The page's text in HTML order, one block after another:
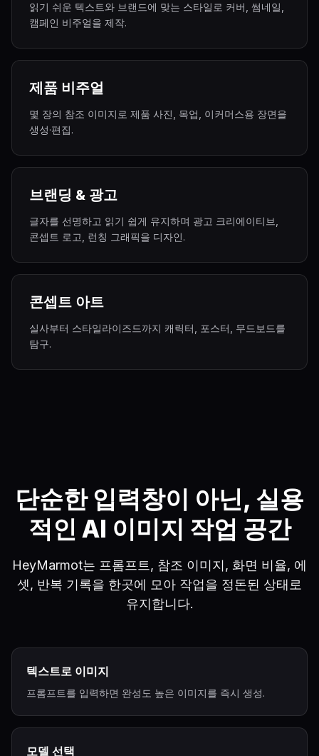
읽기 쉬운 텍스트와 브랜드에 맞는 스타일로 커버, 썸네일,
캠페인 비주얼을 제작.
제품 비주얼
몇 장의 참조 이미지로 제품 사진, 목업, 이커머스용 장면을
생성·편집.
브랜딩 & 광고
글자를 선명하고 읽기 쉽게 유지하며 광고 크리에이티브,
콘셉트 로고, 런칭 그래픽을 디자인.
콘셉트 아트
실사부터 스타일라이즈드까지 캐릭터, 포스터, 무드보드를
탐구.
단순한 입력창이 아닌, 실용
적인 AI 이미지 작업 공간
HeyMarmot는 프롬프트, 참조 이미지, 화면 비율, 에
셋, 반복 기록을 한곳에 모아 작업을 정돈된 상태로
유지합니다.
텍스트로 이미지
프롬프트를 입력하면 완성도 높은 이미지를 즉시 생성.
모델 선택